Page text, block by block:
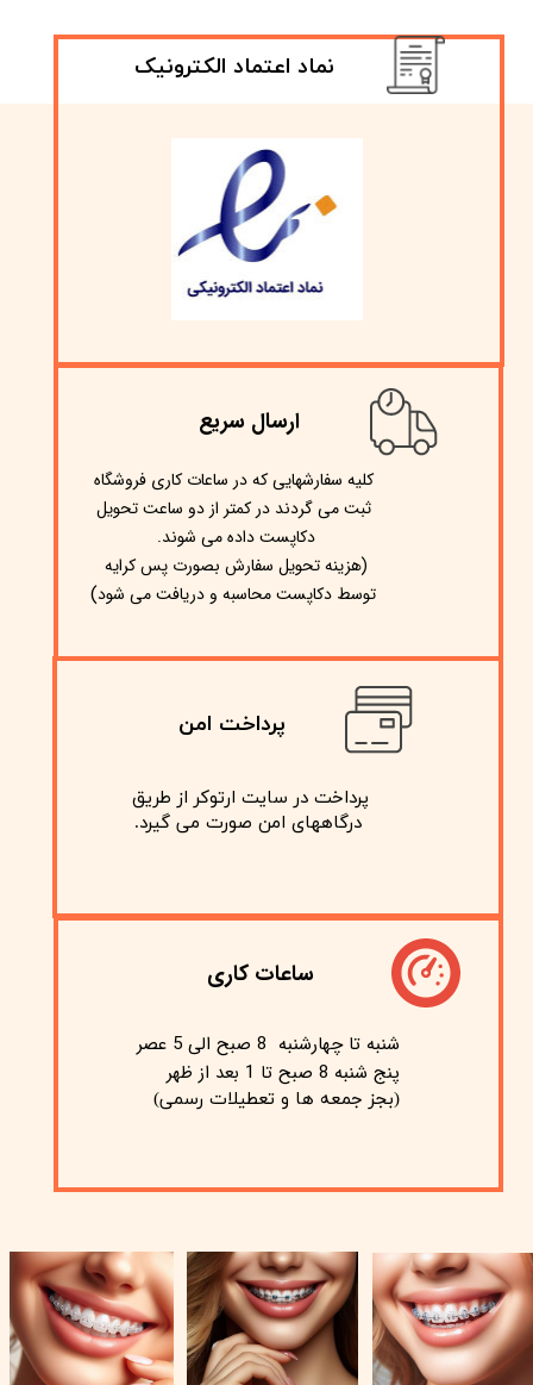
ارسال سریع
​کلیه سفارشهایی که در ساعات کاری فروشگاه
ثبت می گردند در کمتر از دو ساعت تحویل
دکاپست داده می شوند.
(هزینه تحویل سفارش بصورت پس کرایه
توسط دکاپست محاسبه و دریافت می شود)
پرداخت در سایت ارتوکر از طریق
​​​​​​​ درگاههای امن صورت می گیرد.
پرداخت امن
نماد اعتماد الکترونیک
ساعات کاری
شنبه تا چهارشنبه 8 صبح الی 5 عصر
پنج شنبه 8 صبح تا 1 بعد از ظهر
(بجز جمعه ها و تعطیلات رسمی)